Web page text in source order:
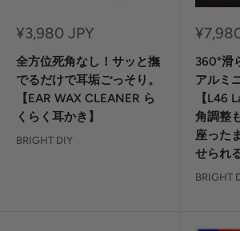
セ
ル
価
格
¥3,980 JPY
全方位死角なし！サッと撫
でるだけで耳垢ごっそり。
【EAR WAX CLEANER ら
くらく耳かき】
BRIGHT DIY
セ
ル
価
格
360°滑
アルミ
【L46
角調整
座った
せられ
BRIGHT